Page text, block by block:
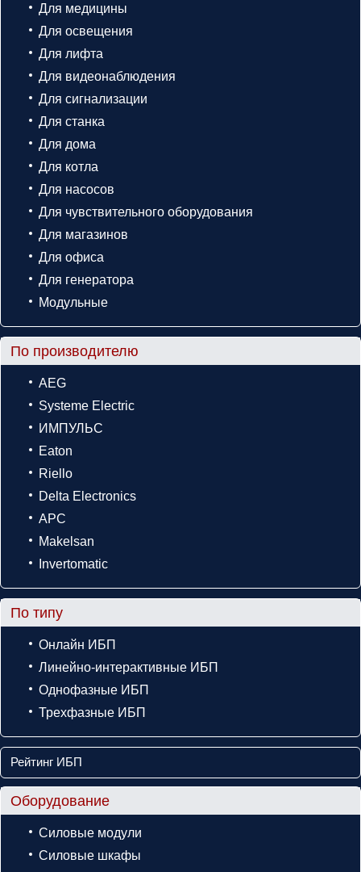
Для медицины
Для освещения
Для лифта
Для видеонаблюдения
Для сигнализации
Для станка
Для дома
Для котла
Для насосов
Для чувствительного оборудования
Для магазинов
Для офиса
Для генератора
Модульные
По производителю
AEG
Systeme Electric
ИМПУЛЬС
Eaton
Riello
Delta Electronics
APC
Makelsan
Invertomatic
По типу
Онлайн ИБП
Линейно-интерактивные ИБП
Однофазные ИБП
Трехфазные ИБП
Рейтинг ИБП
Оборудование
Силовые модули
Силовые шкафы